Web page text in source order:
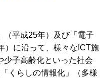
平成25年）及び「電子
）に沿って、様々なICT施
少子高齢化といった社会
くらしの情報化」（多様